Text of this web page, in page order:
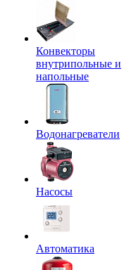
Конвекторы
внутрипольные и
напольные
Водонагреватели
Насосы
Автоматика